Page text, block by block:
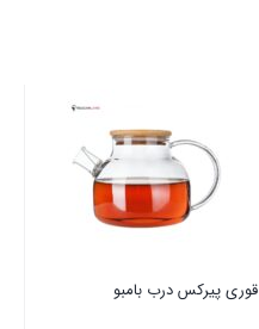
قوری پیرکس درب بامبو